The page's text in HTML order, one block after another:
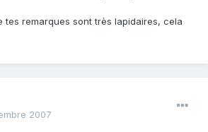
tes remarques sont très lapidaires, cela
2007